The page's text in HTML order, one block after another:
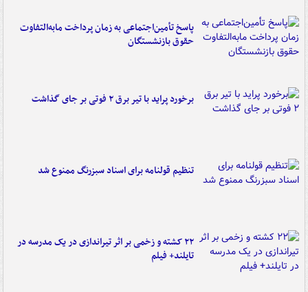
پاسخ تأمین‌اجتماعی به زمان پرداخت مابه‌التفاوت
حقوق بازنشستگان
برخورد پراید با تیر برق ۲ فوتی بر جای گذاشت
تنظیم قولنامه برای اسناد سبزرنگ ممنوع شد
۲۲ کشته و زخمی بر اثر تیراندازی در یک مدرسه در
تایلند+ فیلم